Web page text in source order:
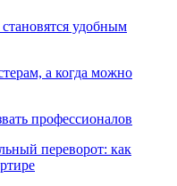
удобным
а когда можно
профессионалов
переворот: как